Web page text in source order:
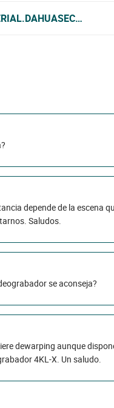
depende de la escena
Saludos.
se aconseja?
dewarping aunque
4KL-X. Un saludo.